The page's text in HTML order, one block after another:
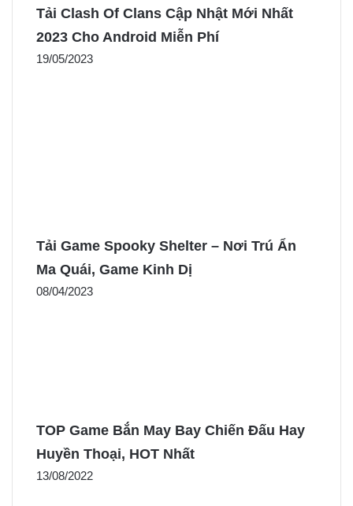
Tải Clash Of Clans Cập Nhật Mới Nhất
2023 Cho Android Miễn Phí
19/05/2023
Tải Game Spooky Shelter – Nơi Trú Ẩn
Ma Quái, Game Kinh Dị
08/04/2023
TOP Game Bắn May Bay Chiến Đấu Hay
Huyền Thoại, HOT Nhất
13/08/2022